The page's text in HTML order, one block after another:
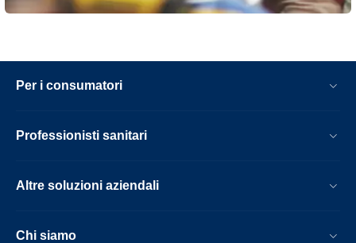
Per i consumatori
Professionisti sanitari
Altre soluzioni aziendali
Chi siamo